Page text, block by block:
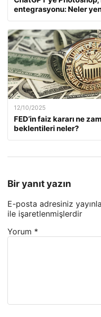
entegrasyonu: Neler
12/10/2025
FED’in faiz kararı ne
beklentileri neler?
Bir yanıt yazın
E-posta adresiniz
ile işaretlenmişlerdir
Yorum *